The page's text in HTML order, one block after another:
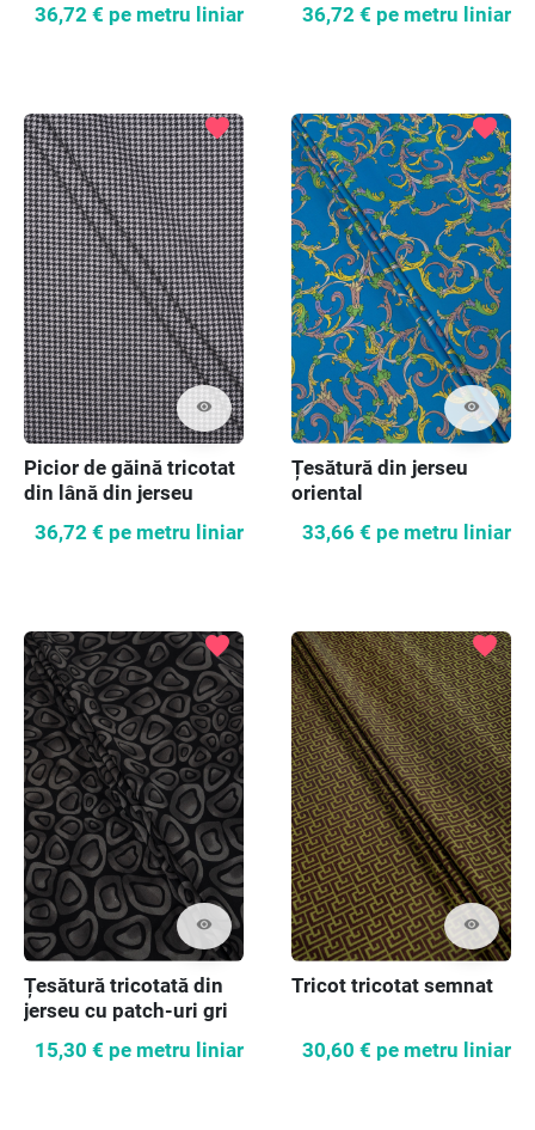
36,72 € pe metru liniar 36,72 € pe metru liniar
visibility
favorite
Picior de găină tricotat
din lână din jerseu
36,72 € pe metru liniar
visibility
favorite
Țesătură din jerseu
oriental
33,66 € pe metru liniar
visibility
favorite
Țesătură tricotată din
jerseu cu patch-uri gri
15,30 € pe metru liniar
visibility
favorite
Tricot tricotat semnat
30,60 € pe metru liniar